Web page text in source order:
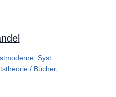
, Syst.
/ Bücher,